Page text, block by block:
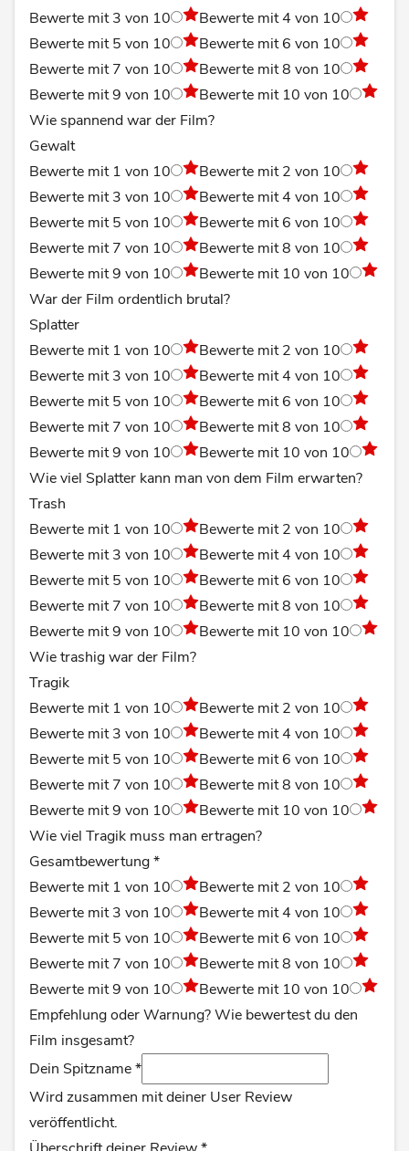
Bewerte mit 3 von 10
Bewerte mit 4 von 10
Bewerte mit 5 von 10
Bewerte mit 6 von 10
Bewerte mit 7 von 10
Bewerte mit 8 von 10
Bewerte mit 9 von 10
Bewerte mit 10 von 10
Wie spannend war der Film?
Gewalt
Bewerte mit 1 von 10
Bewerte mit 2 von 10
Bewerte mit 3 von 10
Bewerte mit 4 von 10
Bewerte mit 5 von 10
Bewerte mit 6 von 10
Bewerte mit 7 von 10
Bewerte mit 8 von 10
Bewerte mit 9 von 10
Bewerte mit 10 von 10
War der Film ordentlich brutal?
Splatter
Bewerte mit 1 von 10
Bewerte mit 2 von 10
Bewerte mit 3 von 10
Bewerte mit 4 von 10
Bewerte mit 5 von 10
Bewerte mit 6 von 10
Bewerte mit 7 von 10
Bewerte mit 8 von 10
Bewerte mit 9 von 10
Bewerte mit 10 von 10
Wie viel Splatter kann man von dem Film erwarten?
Trash
Bewerte mit 1 von 10
Bewerte mit 2 von 10
Bewerte mit 3 von 10
Bewerte mit 4 von 10
Bewerte mit 5 von 10
Bewerte mit 6 von 10
Bewerte mit 7 von 10
Bewerte mit 8 von 10
Bewerte mit 9 von 10
Bewerte mit 10 von 10
Wie trashig war der Film?
Tragik
Bewerte mit 1 von 10
Bewerte mit 2 von 10
Bewerte mit 3 von 10
Bewerte mit 4 von 10
Bewerte mit 5 von 10
Bewerte mit 6 von 10
Bewerte mit 7 von 10
Bewerte mit 8 von 10
Bewerte mit 9 von 10
Bewerte mit 10 von 10
Wie viel Tragik muss man ertragen?
Gesamtbewertung*
Bewerte mit 1 von 10
Bewerte mit 2 von 10
Bewerte mit 3 von 10
Bewerte mit 4 von 10
Bewerte mit 5 von 10
Bewerte mit 6 von 10
Bewerte mit 7 von 10
Bewerte mit 8 von 10
Bewerte mit 9 von 10
Bewerte mit 10 von 10
Empfehlung oder Warnung? Wie bewertest du den
Film insgesamt?
Dein Spitzname*
Wird zusammen mit deiner User Review
veröffentlicht.